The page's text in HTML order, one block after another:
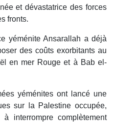
et dévastatrice des forces
fronts.
yéménite Ansarallah a déjà
des coûts exorbitants au
en mer Rouge et à Bab el-
yéménites ont lancé une
sur la Palestine occupée,
interrompre complètement